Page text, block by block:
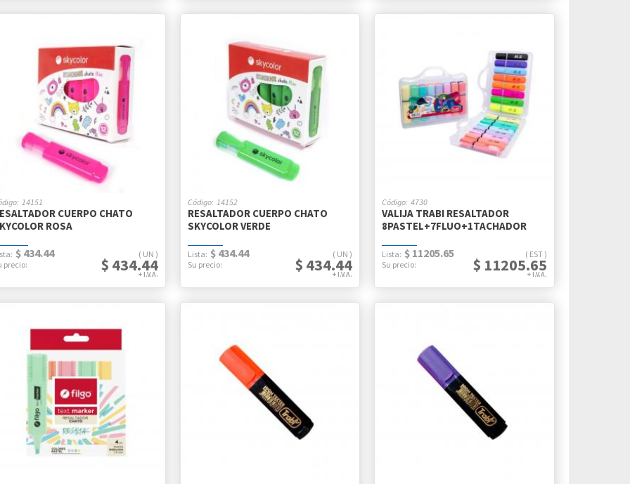
14151
CUERPO CHATO
ROSA
UN
$ 434.44
$ 434.44
14152
RESALTADOR CUERPO CHATO
SKYCOLOR VERDE
UN
$ 434.44
$ 434.44
4730
VALIJA TRABI RESALTADOR
8PASTEL+7FLUO+1TACHADOR
EST
$ 11205.65
$ 11205.65